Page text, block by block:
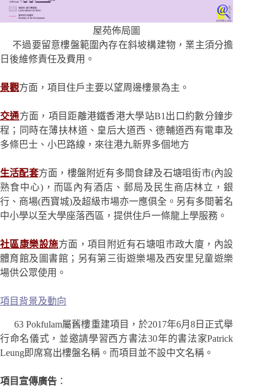
屋苑佈局圖
不過要留意樓盤範圍內存在斜坡構建物，業主須分擔
日後維修責任及費用。
景觀方面，項目住戶主要以望周邊樓景為主。
交通方面，項目距離港鐵香港大學站B1出口約數分鐘步
程；同時在薄扶林道、皇后大道西、德輔道西有電車及
多條巴士、小巴路線，來往港九新界多個地方
生活配套方面，樓盤附近有多間食肆及石塘咀街市(內設
熟食中心)，而區內有酒店、郵局及民生商店林立，銀
行、商場(西寶城)及超級市場亦一應俱全。另有多間著名
中小學以至大學座落西區，提供住戶一條龍上學服務。
社區康樂設施方面，項目附近有石塘咀市政大廈，內設
體育館及圖書館；另有第三街遊樂場及西安里兒童遊樂
場供公眾使用。
項目背景及動向
63 Pokfulam屬舊樓重建項目，於2017年6月8日正式舉
行命名儀式，並邀請學習西方書法30年的書法家Patrick
Leung即席寫出樓盤名稱。而項目並不設中文名稱。
項目宣傳廣告 ：